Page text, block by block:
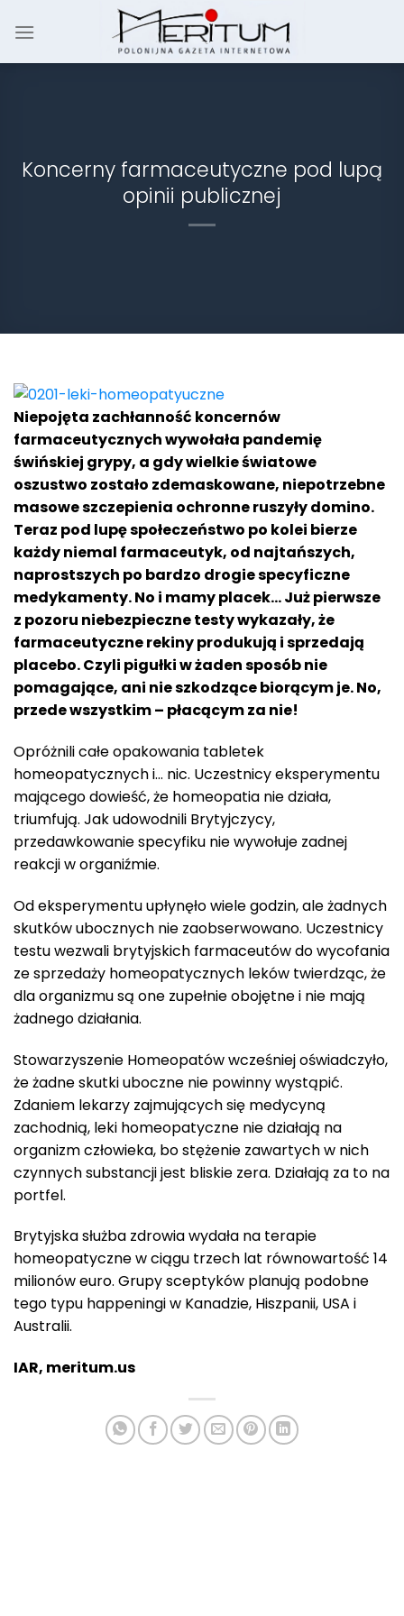
Koncerny farmaceutyczne pod lupą
opinii publicznej
Niepojęta zachłanność koncernów
farmaceutycznych wywołała pandemię
świńskiej grypy, a gdy wielkieświatowe
oszustwo zostało zdemaskowane, niepotrzebne
masowe szczepienia ochronne ruszyły domino.
Teraz pod lupę społeczeństwo po kolei bierze
każdy niemal farmaceutyk, od najtańszych,
naprostszych po bardzo drogie specyficzne
medykamenty. No i mamy placek… Już pierwsze
z pozoru niebezpieczne testy wykazały, że
farmaceutyczne rekiny produkują i sprzedają
placebo. Czyli pigułki w żaden sposób nie
pomagające, ani nie szkodzące biorącym je. No,
przede wszystkim – płacącym za nie!
Opróżnili całe opakowania tabletek
homeopatycznych i… nic. Uczestnicy eksperymentu
mającego dowieść, że homeopatia nie działa,
triumfują. Jak udowodnili Brytyjczycy,
przedawkowanie specyfiku nie wywołuje zadnej
reakcji w organiźmie.
Od eksperymentu upłynęło wiele godzin, ale żadnych
skutków ubocznych nie zaobserwowano. Uczestnicy
testu wezwali brytyjskich farmaceutów do wycofania
ze sprzedaży homeopatycznych leków twierdząc, że
dla organizmu są one zupełnie obojętne i nie mają
żadnego działania.
Stowarzyszenie Homeopatów wcześniej oświadczyło,
że żadne skutki uboczne nie powinny wystąpić.
Zdaniem lekarzy zajmujących się medycyną
zachodnią, leki homeopatyczne nie działają na
organizm człowieka, bo stężenie zawartych w nich
czynnych substancji jest bliskie zera. Działają za to na
portfel.
Brytyjska służba zdrowia wydała na terapie
homeopatyczne w ciągu trzech lat równowartość 14
milionów euro. Grupy sceptyków planują podobne
tego typu happeningi w Kanadzie, Hiszpanii, USA i
Australii.
IAR, meritum.us